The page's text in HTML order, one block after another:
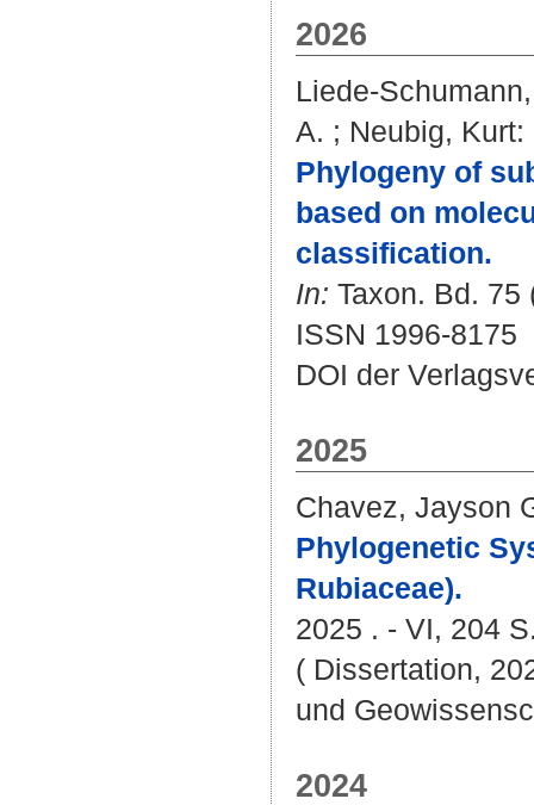
2026
Liede-
A. ; Neubig, Kurt:
Phylogeny of
based on
classification.
In: Taxon. Bd. 75
ISSN 1996-8175
DOI der
2025
Chavez, Jayson
Phylogenetic
Rubiaceae).
2025 . - VI, 204
( Dissertation,
und
2024